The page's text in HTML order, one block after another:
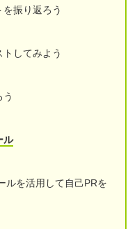
振り返ろう
してみよう
ル
ルを活用して自己PRを